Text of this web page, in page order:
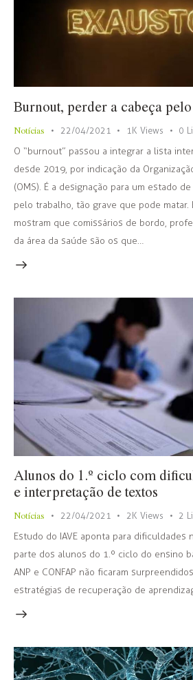
Burnout, perder a cabeça
Notícias 22/04/2021 1K Views 0
O “burnout” passou a integrar a lista
desde 2019, por indicação da
(OMS). É a designação para um estado
pelo trabalho, tão grave que pode matar.
mostram que comissários de bordo,
da área da saúde são os que…
Alunos do 1.º ciclo com
e interpretação de textos
Notícias 22/04/2021 2K Views 2
Estudo do IAVE aponta para dificuldades
parte dos alunos do 1.º ciclo do ensino
ANP e CONFAP não ficaram
estratégias de recuperação de